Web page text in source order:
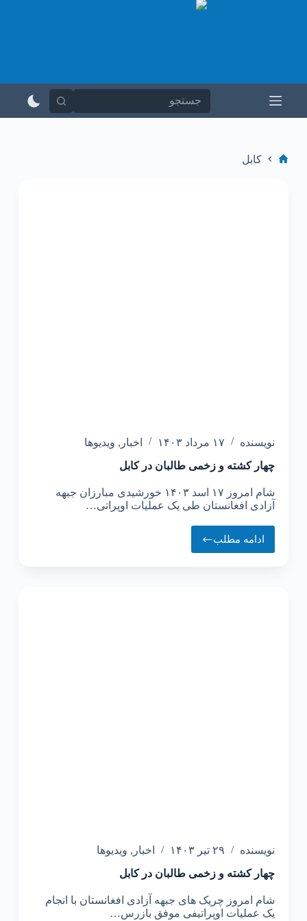
و
کابل
نویسنده ۱۷ مرداد ۱۴۰۳ اخبار , ویدیوها
‏چهار کشته و زخمی طالبان در کابل
شام امروز ۱۷ اسد ۱۴۰۳ خورشیدی مبارزان جبهه
آزادی افغانستان طی یک عملیات اوپراتی…
ادامه مطلب
نویسنده ۲۹ تیر ۱۴۰۳ اخبار , ویدیوها
چهار کشته و زخمی طالبان در کابل
شام امروز چریک های جبهه آزادی افغانستان با انجام
یک عملیات اوپراتیفی موفق بازرس…